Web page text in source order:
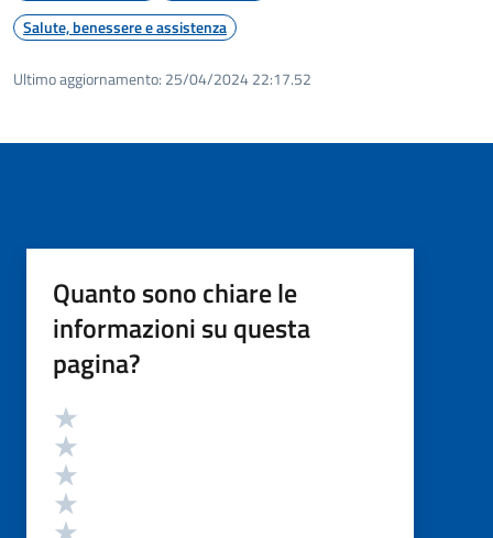
Salute, benessere e assistenza
Ultimo aggiornamento: 25/04/2024 22:17.52
Quanto sono chiare le
informazioni su questa
pagina?
Valutazione